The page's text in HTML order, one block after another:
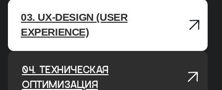
02. ВНУТРЕННЯЯ
ОПТИМИЗАЦИЯ
03. UX-DESIGN (USER
EXPERIENCE)
03. UX-DESING
04. ТЕХНИЧЕСКАЯ
ОПТИМИЗАЦИЯ